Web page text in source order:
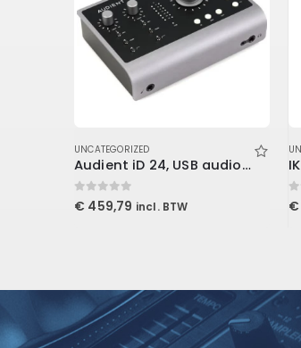
UNCATEGORIZED
Audient iD 24, USB audio interface
0out of 5
€ 459,79 incl. BTW 0
€